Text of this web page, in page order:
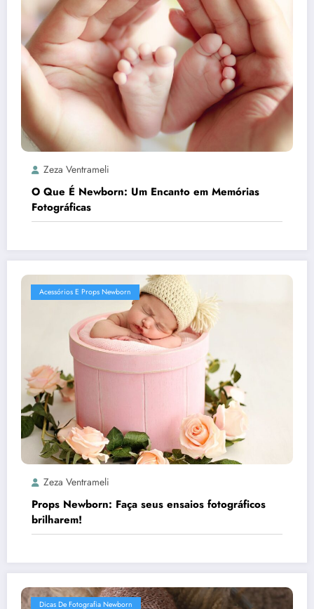
Zeza Ventrameli
O Que É Newborn: Um Encanto em Memórias
Fotográficas
Acessórios E Props Newborn
Zeza Ventrameli
Props Newborn: Faça seus ensaios fotográficos
brilharem!
Dicas De Fotografia Newborn